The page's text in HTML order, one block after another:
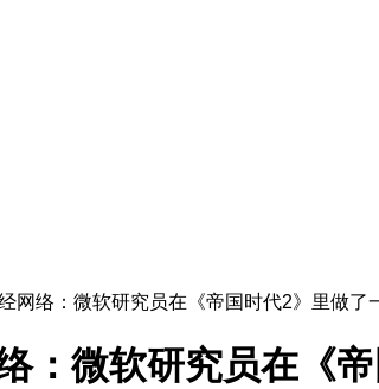
网络：微软研究员在《帝国时代2》里做了
：微软研究员在《